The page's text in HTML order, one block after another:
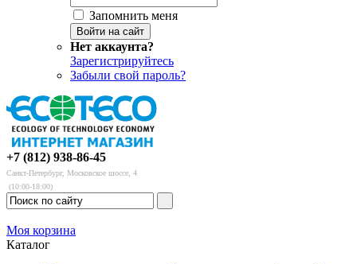
Запомнить меня
Нет аккаунта?
Зарегистрируйтесь
Забыли свой пароль?
+7 (812) 938-86-45
Санкт-Петербург, Московское шоссе, 4
(10:00-18:00)
Моя корзина
Каталог